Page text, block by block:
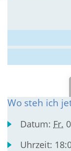
Wo steh ich
Datum: Fr.
Uhrzeit: